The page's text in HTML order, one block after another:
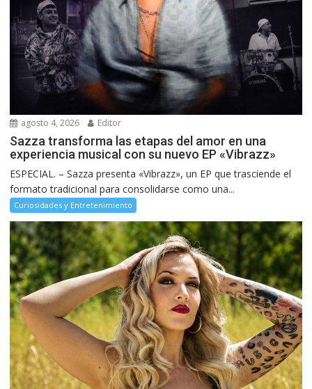
agosto 4, 2026 Editor
Sazza transforma las etapas del amor en una
experiencia musical con su nuevo EP «Vibrazz»
ESPECIAL. – Sazza presenta «Vibrazz», un EP que trasciende el
formato tradicional para consolidarse como una...
Curiosidades y Entretenimiento